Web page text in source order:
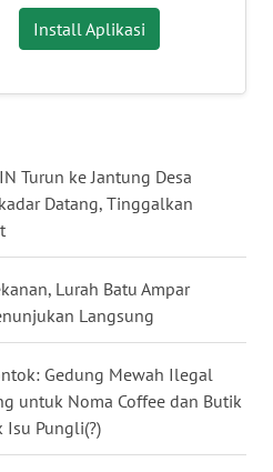
Install Aplikasi
Turun ke Jantung Desa
Datang, Tinggalkan
Lurah Batu Ampar
Langsung
Gedung Mewah Ilegal
untuk Noma Coffee dan Butik
Isu Pungli(?)